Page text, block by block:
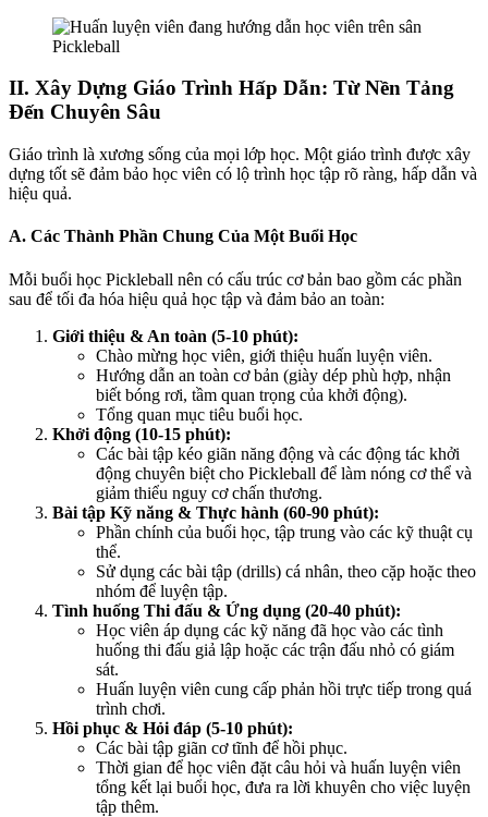
II. Xây Dựng Giáo Trình Hấp Dẫn: Từ Nền Tảng
Đến Chuyên Sâu
Giáo trình là xương sống của mọi lớp học. Một giáo trình được xây
dựng tốt sẽ đảm bảo học viên có lộ trình học tập rõ ràng, hấp dẫn và
hiệu quả.
A. Các Thành Phần Chung Của Một Buổi Học
Mỗi buổi học Pickleball nên có cấu trúc cơ bản bao gồm các phần
sau để tối đa hóa hiệu quả học tập và đảm bảo an toàn:
Giới thiệu & An toàn (5-10 phút):
Chào mừng học viên, giới thiệu huấn luyện viên.
Hướng dẫn an toàn cơ bản (giày dép phù hợp, nhận
biết bóng rơi, tầm quan trọng của khởi động).
Tổng quan mục tiêu buổi học.
Khởi động (10-15 phút):
Các bài tập kéo giãn năng động và các động tác khởi
động chuyên biệt cho Pickleball để làm nóng cơ thể và
giảm thiểu nguy cơ chấn thương.
Bài tập Kỹ năng & Thực hành (60-90 phút):
Phần chính của buổi học, tập trung vào các kỹ thuật cụ
thể.
Sử dụng các bài tập (drills) cá nhân, theo cặp hoặc theo
nhóm để luyện tập.
Tình huống Thi đấu & Ứng dụng (20-40 phút):
Học viên áp dụng các kỹ năng đã học vào các tình
huống thi đấu giả lập hoặc các trận đấu nhỏ có giám
sát.
Huấn luyện viên cung cấp phản hồi trực tiếp trong quá
trình chơi.
Hồi phục & Hỏi đáp (5-10 phút):
Các bài tập giãn cơ tĩnh để hồi phục.
Thời gian để học viên đặt câu hỏi và huấn luyện viên
tổng kết lại buổi học, đưa ra lời khuyên cho việc luyện
tập thêm.